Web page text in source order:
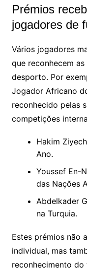
Prémios
jogadores de
Vários jogadores
que reconhecem
desporto. Por
Jogador Africano
reconhecido pelas
competições
Hakim
Ano.
Youssef En-
das Nações
Abdelkader
na Turquia.
Estes prémios não
individual, mas
reconhecimento